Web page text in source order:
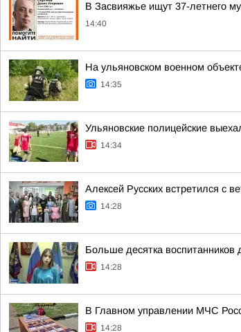
В Засвияжье ищут 37-летнего
14:40
На ульяновском военном
14:35
Ульяновские полицейские
14:34
Алексей Русских встретился с
14:28
Больше десятка воспитанников
14:28
В Главном управлении МЧС
14:28